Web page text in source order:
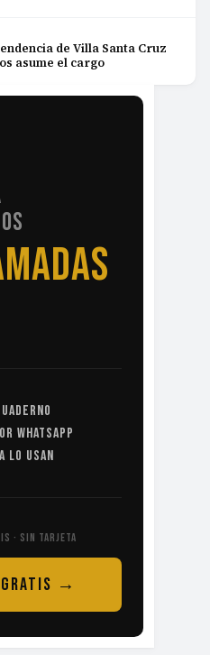
de Villa Santa Cruz
asume el cargo
WHATSAPP
LO USAN
· SIN TARJETA
→